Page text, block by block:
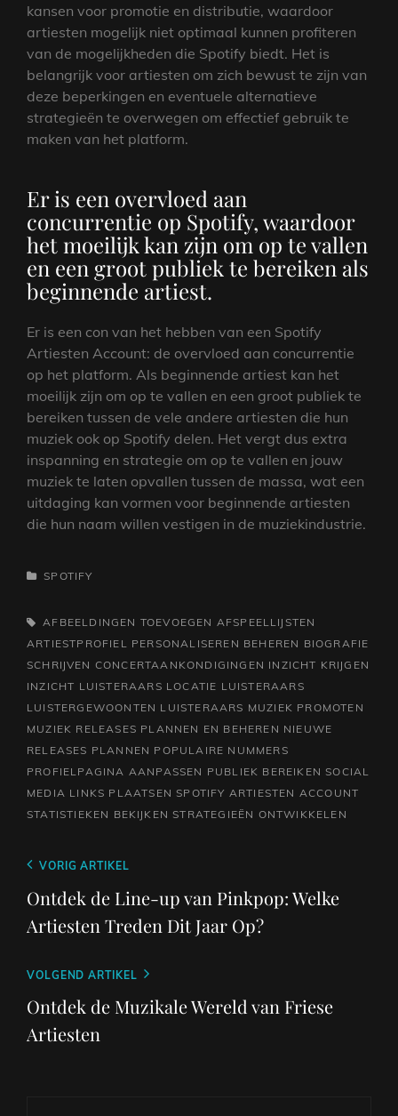
kansen voor promotie en distributie, waardoor
artiesten mogelijk niet optimaal kunnen profiteren
van de mogelijkheden die Spotify biedt. Het is
belangrijk voor artiesten om zich bewust te zijn van
deze beperkingen en eventuele alternatieve
strategieën te overwegen om effectief gebruik te
maken van het platform.
Er is een overvloed aan
concurrentie op Spotify, waardoor
het moeilijk kan zijn om op te vallen
en een groot publiek te bereiken als
beginnende artiest.
Er is een con van het hebben van een Spotify
Artiesten Account: de overvloed aan concurrentie
op het platform. Als beginnende artiest kan het
moeilijk zijn om op te vallen en een groot publiek te
bereiken tussen de vele andere artiesten die hun
muziek ook op Spotify delen. Het vergt dus extra
inspanning en strategie om op te vallen en jouw
muziek te laten opvallen tussen de massa, wat een
uitdaging kan vormen voor beginnende artiesten
die hun naam willen vestigen in de muziekindustrie.
CATEGORIEËN
SPOTIFY
TAGS,AFBEELDINGEN TOEVOEGEN AFSPEELLIJSTEN
ARTIESTPROFIEL PERSONALISEREN BEHEREN BIOGRAFIE
SCHRIJVEN CONCERTAANKONDIGINGEN INZICHT KRIJGEN
INZICHT LUISTERAARS LOCATIE LUISTERAARS
LUISTERGEWOONTEN LUISTERAARS MUZIEK PROMOTEN
MUZIEK RELEASES PLANNEN EN BEHEREN NIEUWE
RELEASES PLANNEN POPULAIRE NUMMERS
PROFIELPAGINA AANPASSEN PUBLIEK BEREIKEN SOCIAL
MEDIA LINKS PLAATSEN SPOTIFY ARTIESTEN ACCOUNT
STATISTIEKEN BEKIJKEN STRATEGIEËN ONTWIKKELEN
Berichtnavigatie
Vorig
bericht
VORIG ARTIKEL
Ontdek de Line-up van Pinkpop: Welke
Artiesten Treden Dit Jaar Op?
Volgend
bericht
VOLGEND ARTIKEL
Ontdek de Muzikale Wereld van Friese
Artiesten